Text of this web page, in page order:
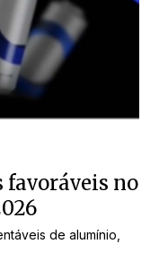
no
de alumínio,